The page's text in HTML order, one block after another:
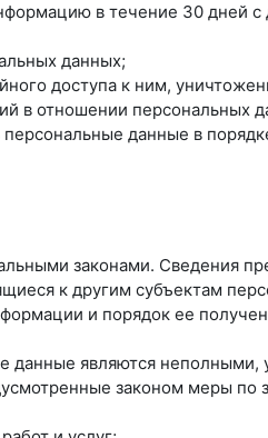
в течение 30 дней с
данных;
доступа к ним,
в отношении персональных
данные в
законами. Сведения
к другим субъектам
и порядок ее
данные являются неполными,
законом меры по